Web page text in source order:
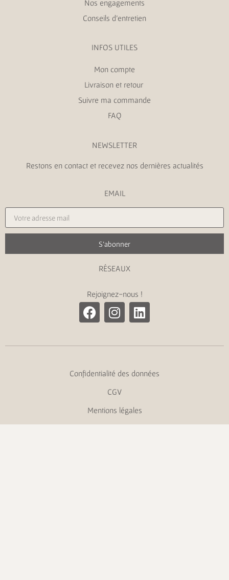
Nos engagements
Conseils d’entretien
INFOS UTILES
Mon compte
Livraison et retour
Suivre ma commande
FAQ
NEWSLETTER
Restons en contact et recevez nos dernières actualités
EMAIL
S'abonner
RÉSEAUX
Rejoignez-nous !
Confidentialité des données
CGV
Mentions légales